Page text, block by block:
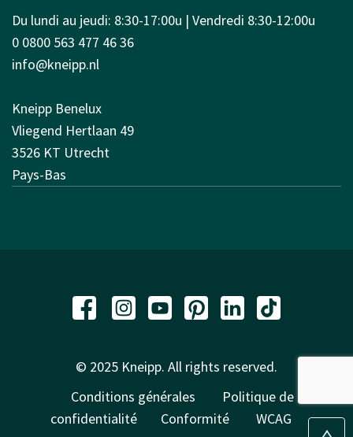
Du lundi au jeudi: 8:30-17:00u | Vendredi 8:30-12:00u
0 0800 563 477 46 36
info@kneipp.nl
Kneipp Benelux
Vliegend Hertlaan 49
3526 KT Utrecht
Pays-Bas
© 2025 Kneipp. All rights reserved.
Conditions générales
Politique de
confidentialité
Conformité WCAG